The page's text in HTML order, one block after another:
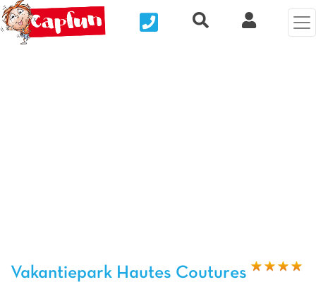
Nous contacterRecherche rapide
Mijn Clix
Vakantiepark Hautes Coutures